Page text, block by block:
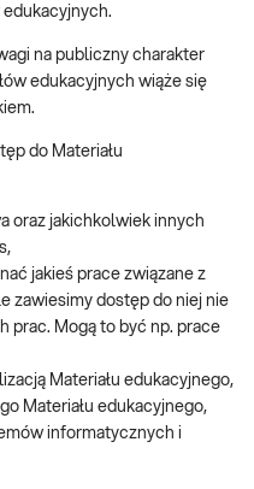
edukacyjnych.
na publiczny charakter
edukacyjnych wiąże się
do Materiału
oraz jakichkolwiek innych
jakieś prace związane z
zawiesimy dostęp do niej nie
prac. Mogą to być np. prace
Materiału edukacyjnego,
Materiału edukacyjnego,
informatycznych i